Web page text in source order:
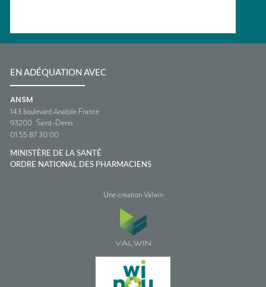
EN ADÉQUATION AVEC
ANSM
143 boulevard Anatole France
93200 Saint-Denis
01 55 87 30 00
MINISTÈRE DE LA SANTÉ
ORDRE NATIONAL DES PHARMACIENS
Une création Valwin